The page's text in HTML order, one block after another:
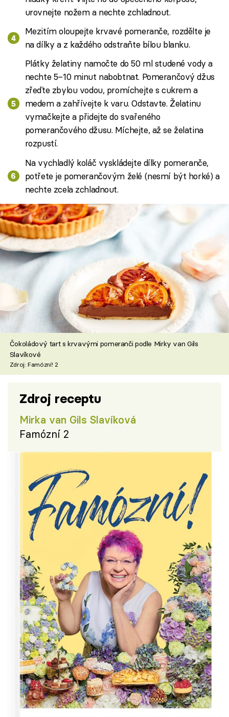
urovnejte nožem a nechte zchladnout.
Mezitím oloupejte krvavé pomeranče, rozdělte je
na dílky a z každého odstraňte bílou blanku.
Plátky želatiny namočte do 50 ml studené vody a
nechte 5–10 minut nabobtnat. Pomerančový džus
zřeďte zbylou vodou, promíchejte s cukrem a
medem a zahřívejte k varu. Odstavte. Želatinu
vymačkejte a přidejte do svařeného
pomerančového džusu. Míchejte, až se želatina
rozpustí.
Na vychladlý koláč vyskládejte dílky pomeranče,
potřete je pomerančovým želé (nesmí být horké) a
nechte zcela zchladnout.
Čokoládový tart s krvavými pomeranči podle Mirky van Gils
Slavíkové
Zdroj: Famózní! 2
Zdroj receptu
Mirka van Gils Slavíková
Famózní 2